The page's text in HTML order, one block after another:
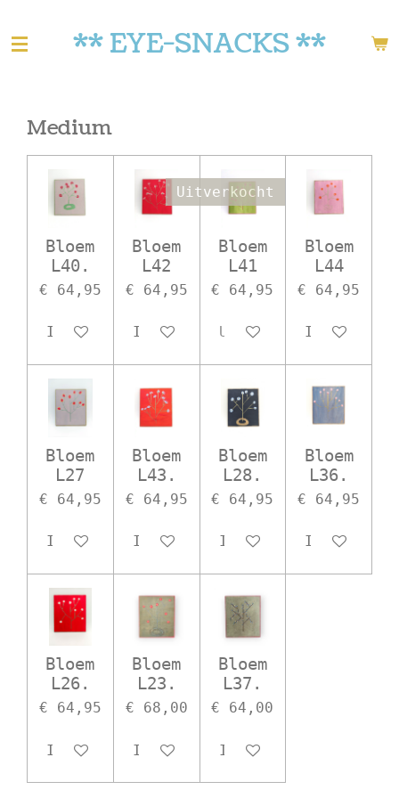
direct
** EYE-SNACKS **
Medium
Bloem
L40.
€ 64,95
In winkelwagen
Bloem
L42
€ 64,95
In winkelwagen
Uitverkocht
Bloem
L41
€ 64,95
Uitverkocht
Bloem
L44
€ 64,95
In
Bloem
L27
€ 64,95
In winkelwagen
Bloem
L43.
€ 64,95
In winkelwagen
Bloem
L28.
€ 64,95
In winkelwagen
Bloem
L36.
€ 64,95
In
Bloem
L26.
€ 64,95
In winkelwagen
Bloem
L23.
€ 68,00
In winkelwagen
Bloem
L37.
€ 64,00
In winkelwagen